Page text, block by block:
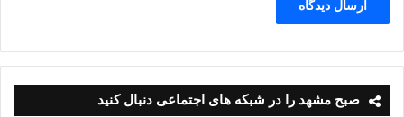
صبح مشهد را در شبکه های اجتماعی دنبال کنید